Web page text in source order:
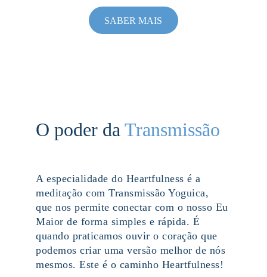
SABER MAIS
O poder da Transmissão
A especialidade do Heartfulness é a
meditação com Transmissão Yoguica,
que nos permite conectar com o nosso Eu
Maior de forma simples e rápida. É
quando praticamos ouvir o coração que
podemos criar uma versão melhor de nós
mesmos. Este é o caminho Heartfulness!